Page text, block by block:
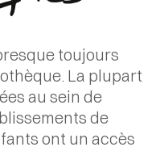
de
toujours
La plupart
au sein de
de
ont un accès